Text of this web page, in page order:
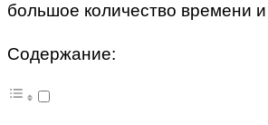
большое количество времени и
Содержание: